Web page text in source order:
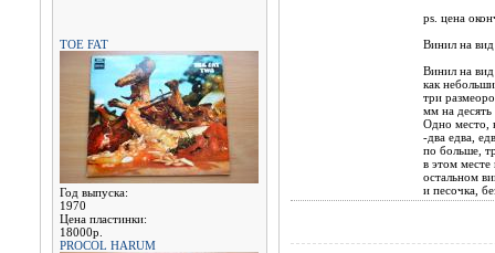
TOE FAT
Год выпуска:
1970
Цена пластинки:
18000р.
PROCOL HARUM
ps. цена
Винил на вид
Винил на вид
как
три
мм на
Одно место,
-два едва,
по больше,
в этом месте
остальном
и песочка,